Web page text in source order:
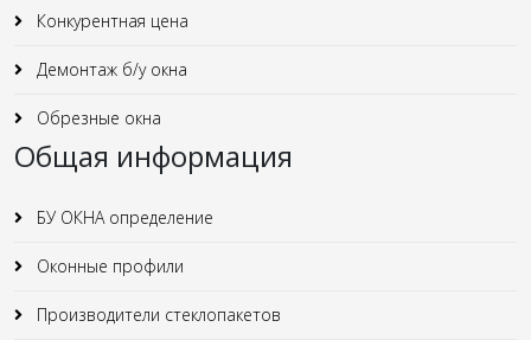
Конкурентная цена
Демонтаж б/у окна
Обрезные окна
Общая информация
БУ ОКНА определение
Оконные профили
Производители стеклопакетов